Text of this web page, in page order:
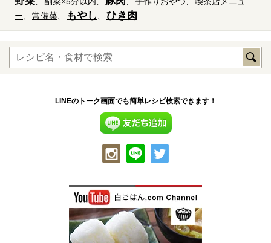
ー
常備菜 もやし ひき肉
LINEのトーク画面でも簡単レシピ検索できます！